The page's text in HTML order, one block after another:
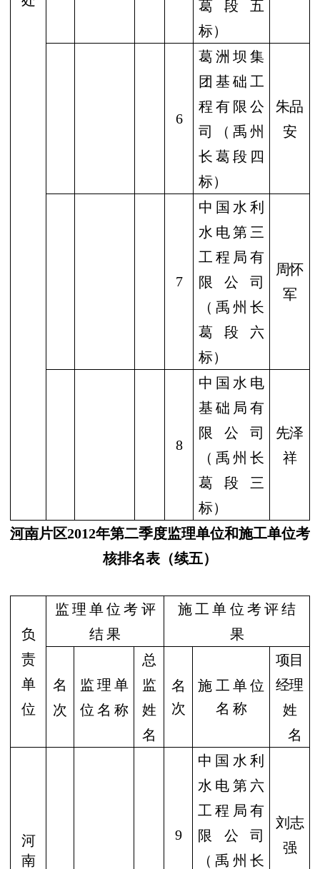
葛段五
标）
6
葛洲坝集
团基础工
程有限公
司（禹州
长葛段四
标）
朱品
安
7
中国水利
水电第三
工程局有
限公司
（禹州长
葛段六
标）
周怀
军
8
中国水电
基础局有
限公司
（禹州长
葛段三
标）
先泽
祥
河南片区2012年第二季度监理单位和施工单位考
核排名表（续五）
负
责
单
位
监 理 单 位 考 评
结 果
施 工 单 位 考 评 结
果
名
次
监 理 单
位 名 称
总
监
姓
名
名
次
施 工 单 位
名 称
项目
经理
姓
名
河
南
9
中国水利
水电第六
工程局有
限公司
（禹州长
刘志
强